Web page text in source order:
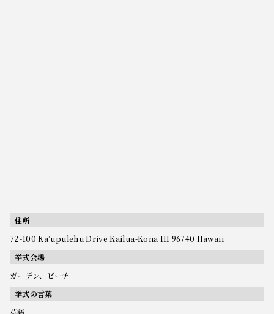
住所
72-100 Ka’upulehu Drive Kailua-Kona HI 96740 Hawaii
挙式会場
ガーデン、ビーチ
挙式の言葉
英語